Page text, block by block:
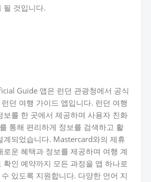
될 것입니다.
Guide 앱은 런던 관광청에서 공식
던 여행 가이드 앱입니다. 런던 여행
보를 한 곳에서 제공하며 사용자 친화
통해 편리하게 정보를 검색하고 활
계되었습니다. Mastercard와의 제휴
로운 혜택과 정보를 제공하며 여행 계
확인 예약까지 모든 과정을 앱 하나로
있도록 지원합니다. 다양한 언어 지